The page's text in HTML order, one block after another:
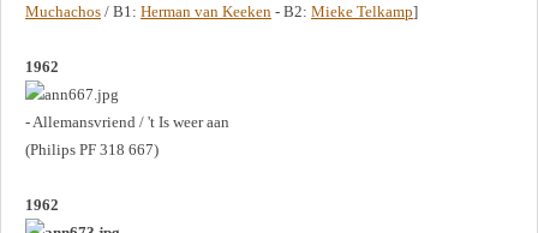
Muchachos / B1: Herman van Keeken - B2: Mieke Telkamp]
1962
- Allemansvriend / 't Is weer aan
(Philips PF 318 667)
1962